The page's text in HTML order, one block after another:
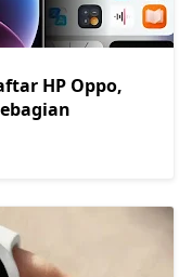
HP Oppo,